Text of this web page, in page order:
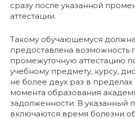
сразу после указанной
аттестации.
Такому обучающемуся
предоставлена возможность
промежуточную аттестацию
учебному предмету, курсу,
не более двух раз в пределах
момента образования
задолженности. В указанный
включаются время болезни